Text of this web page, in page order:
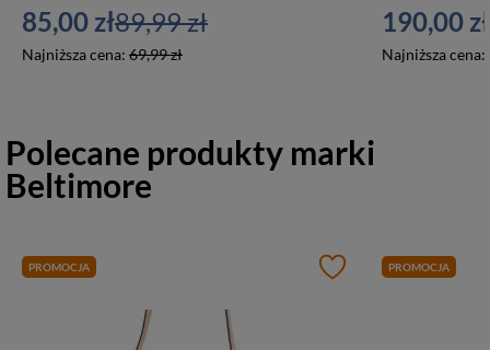
85,00 zł
Najniższa cena: 69,99 zł
89,99 zł 190,00 zł
Najniższa cena:
Polecane produkty marki
Beltimore
PROMOCJA PROMOCJA